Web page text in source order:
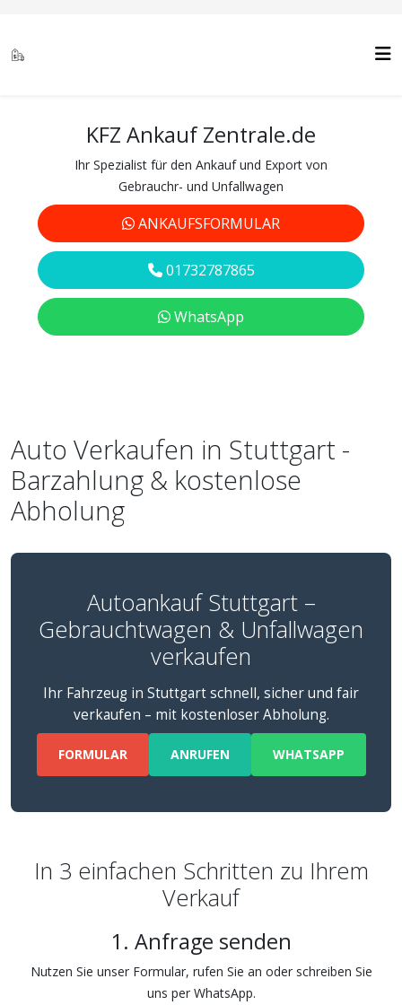
KFZ Ankauf Zentrale.de
Ihr Spezialist für den Ankauf und Export von
Gebrauchr- und Unfallwagen
ANKAUFSFORMULAR
01732787865
WhatsApp
Auto Verkaufen in Stuttgart -
Barzahlung & kostenlose
Abholung
Autoankauf Stuttgart –
Gebrauchtwagen & Unfallwagen
verkaufen
Ihr Fahrzeug in Stuttgart schnell, sicher und fair
verkaufen – mit kostenloser Abholung.
FORMULAR ANRUFEN WHATSAPP
In 3 einfachen Schritten zu Ihrem
Verkauf
1. Anfrage senden
Nutzen Sie unser Formular, rufen Sie an oder schreiben Sie
uns per WhatsApp.